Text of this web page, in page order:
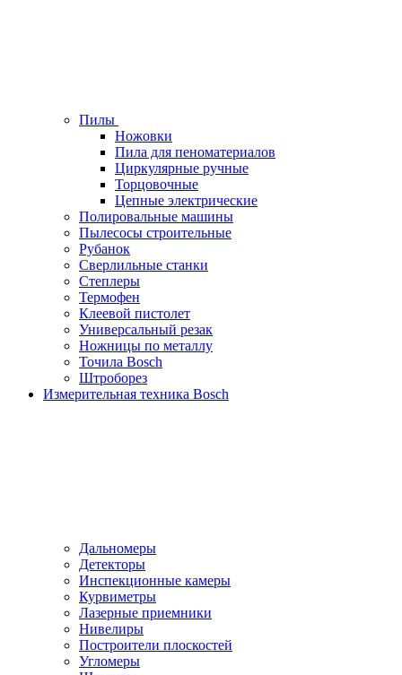
Пилы
Ножовки
Пила для пеноматериалов
Циркулярные ручные
Торцовочные
Цепные электрические
Полировальные машины
Пылесосы cтроительные
Рубанок
Сверлильные станки
Степлеры
Термофен
Клеевой пистолет
Универсальный резак
Ножницы по металлу
Точила Bosch
Штроборез
Измерительная техника Bosch
Дальномеры
Детекторы
Инспекционные камеры
Курвиметры
Лазерные приемники
Нивелиры
Построители плоскостей
Угломеры